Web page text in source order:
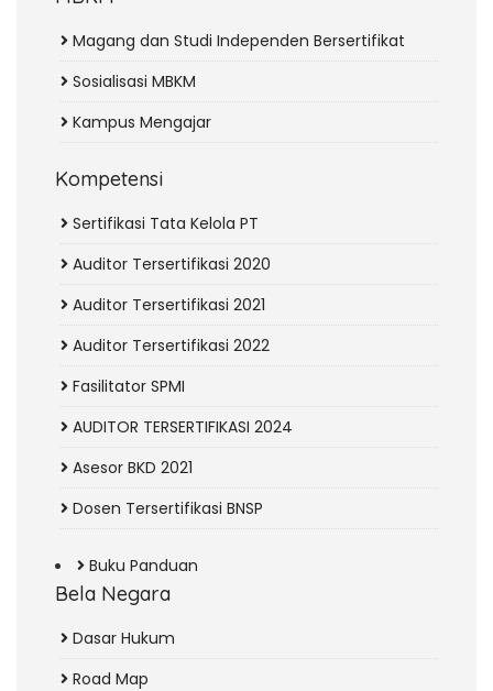
Magang dan Studi Independen Bersertifikat
Sosialisasi MBKM
Kampus Mengajar
Kompetensi
Sertifikasi Tata Kelola PT
Auditor Tersertifikasi 2020
Auditor Tersertifikasi 2021
Auditor Tersertifikasi 2022
Fasilitator SPMI
AUDITOR TERSERTIFIKASI 2024
Asesor BKD 2021
Dosen Tersertifikasi BNSP
Buku Panduan
Bela Negara
Dasar Hukum
Road Map